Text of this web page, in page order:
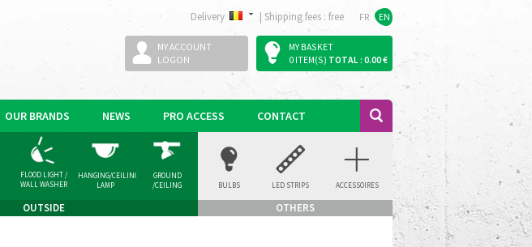
Delivery | Shipping fees : free FR EN
MY ACCOUNT
LOGON
MY BASKET
0 ITEM(S) TOTAL : 0.00 €
OUR BRANDS NEWS PRO ACCESS CONTACT
OUTSIDE
FLOOD LIGHT /
WALL WASHER
HANGING/CEILING
LAMP
GROUND
/CEILING
OTHERS
BULBS LED STRIPS ACCESSOIRES